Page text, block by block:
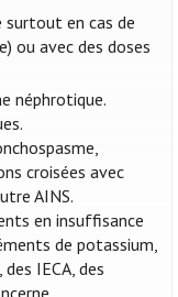
surtout en cas de
ou avec des doses
néphrotique.
croisées avec
AINS.
en insuffisance
de potassium,
IECA, des